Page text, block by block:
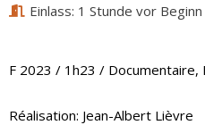
Einlass: 1 Stunde vor Beginn
F 2023 / 1h23 / Documentaire,
Réalisation: Jean-Albert Lièvre